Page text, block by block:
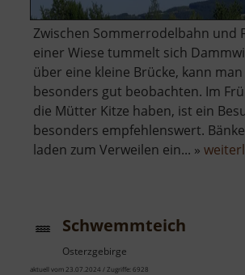
Zwischen Sommerrodelbahn und
einer Wiese tummelt sich
über eine kleine Brücke, kann
besonders gut beobachten. Im
die Mütter Kitze haben, ist ein
besonders empfehlenswert.
laden zum Verweilen ein... »
Schwemmteich
Osterzgebirge
aktuell vom 23.07.2024 / Zugriffe: 6928